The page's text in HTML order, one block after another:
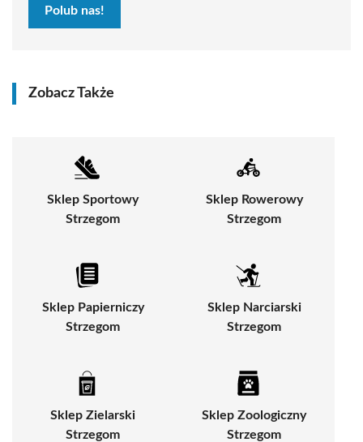
Polub nas!
Zobacz Także
Sklep Sportowy
Strzegom
Sklep Rowerowy
Strzegom
Sklep Papierniczy
Strzegom
Sklep Narciarski
Strzegom
Sklep Zielarski
Strzegom
Sklep Zoologiczny
Strzegom